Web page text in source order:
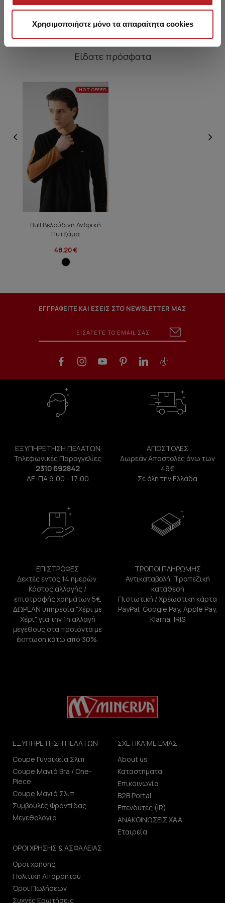
Χρησιμοποιήστε μόνο τα απαραίτητα cookies
Είδατε πρόσφατα
HOT OFFER
Bull Βελούδινη Ανδρική
Πυτζάμα
48,20 €
ΕΓΓΡΑΦΕΙΤΕ ΚΑΙ ΕΣΕΙΣ ΣΤΟ NEWSLETTER ΜΑΣ
ΕΞΥΠΗΡΕΤΗΣΗ ΠΕΛΑΤΩΝ
Τηλεφωνικές Παραγγελίες
2310 692842
ΔΕ-ΠΑ 9:00 - 17:00
ΑΠΟΣΤΟΛΕΣ
Δωρεάν Αποστολές άνω των
49€
Σε όλη την Ελλάδα
ΕΠΙΣΤΡΟΦΕΣ
Δεκτές εντός 14 ημερών.
Κόστος αλλαγής /
επιστροφής χρημάτων 5€.
ΔΩΡΕΑΝ υπηρεσία "Χέρι με
Χέρι" για την 1η αλλαγή
μεγέθους στα προϊόντα με
έκπτωση κάτω από 30%.
ΤΡΟΠΟΙ ΠΛΗΡΩΜΗΣ
Αντικαταβολή, Τραπεζική
κατάθεση
Πιστωτική / Χρεωστική κάρτα
PayPal, Google Pay, Apple Pay,
Klarna, IRIS
ΕΞΥΠΗΡΕΤΗΣΗ ΠΕΛΑΤΩΝ
Coupe Γυναικεία Σλιπ
Coupe Μαγιό Bra / One-
Piece
Coupe Μαγιό Σλιπ
Συμβουλές Φροντίδας
Μεγεθολόγιο
ΣΧΕΤΙΚΑ ΜΕ ΕΜΑΣ
About us
Καταστήματα
Επικοινωνία
B2B Portal
Επενδυτές (IR)
ΑΝΑΚΟΙΝΩΣΕΙΣ ΧΑΑ
Εταιρεία
ΟΡΟΙ ΧΡΗΣΗΣ & ΑΣΦΑΛΕΙΑΣ
Οροι χρήσης
Πολιτική Απορρήτου
Όροι Πωλήσεων
Συχνές Ερωτήσεις